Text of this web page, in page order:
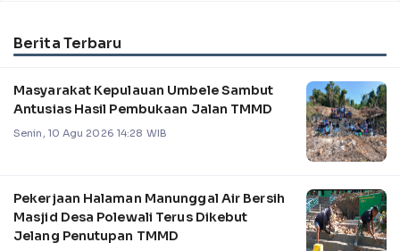
Berita Terbaru
Masyarakat Kepulauan Umbele Sambut
Antusias Hasil Pembukaan Jalan TMMD
Senin, 10 Agu 2026 14:28 WIB
Pekerjaan Halaman Manunggal Air Bersih
Masjid Desa Polewali Terus Dikebut
Jelang Penutupan TMMD